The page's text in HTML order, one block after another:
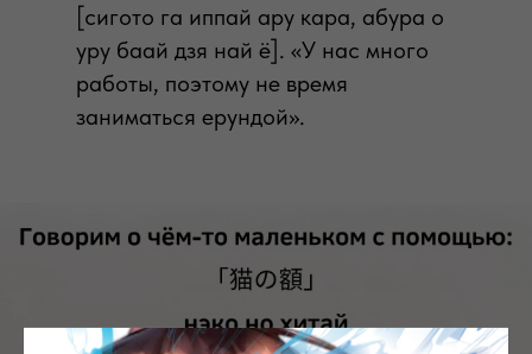
[сигото га иппай ару кара, абура о
уру баай дзя най ё]. «У нас много
работы, поэтому не время
заниматься ерундой».